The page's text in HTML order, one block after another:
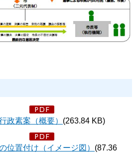
政素案（概要） (263.84 KB)
位置付け（イメージ図） (87.36